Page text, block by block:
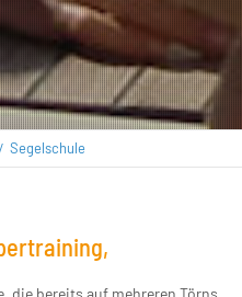
Segelschule
die bereits auf mehreren Törns